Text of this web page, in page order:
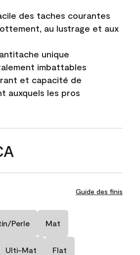
des taches courantes
au lustrage et aux
unique
imbattables
et capacité de
auxquels les pros
Guide des finis
Perle Mat
Ulti-Mat Flat